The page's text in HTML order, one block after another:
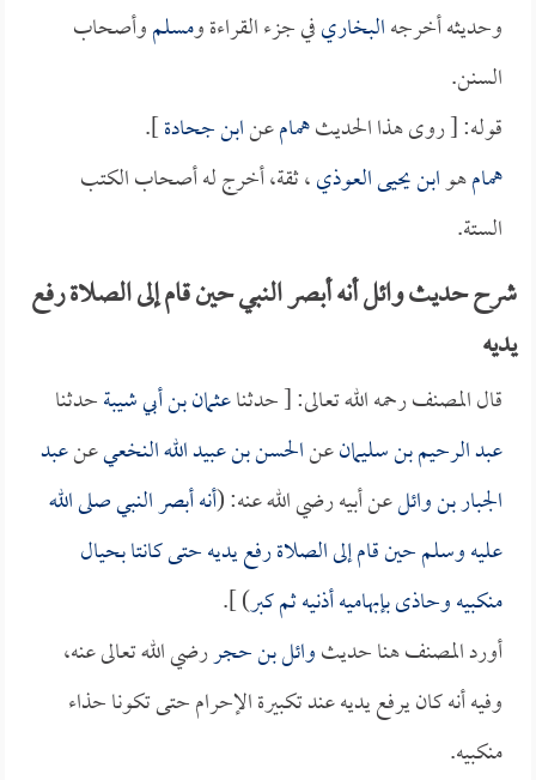
وحديثه أخرجهالبخاريفي جزء القراءة ومسلموأصحاب
السنن.
قوله: [ روى هذا الحديثهمامعنابن جحادة].
همامهوابن يحيى العوذي، ثقة، أخرج له أصحاب الكتب
الستة.
شرح حديث وائل أنه أبصر النبي حين قام إلى الصلاة رفع
يديه
قال المصنف رحمه الله تعالى: [ حدثناعثمان بن أبي شيبةحدثنا
عبد الرحيم بن سليمانعنالحسن بن عبيد الله النخعيعنعبد
الجبار بن وائلعن أبيه رضي الله عنه: (أنه أبصر النبي صلى الله
عليه وسلم حين قام إلى الصلاة رفع يديه حتى كانتا بحيال
منكبيه وحاذى بإبهاميه أذنيه ثم كبر) ].
أورد المصنف هنا حديثوائل بن حجررضي الله تعالى عنه،
وفيه أنه كان يرفع يديه عند تكبيرة الإحرام حتى تكونا حذاء
منكبيه.